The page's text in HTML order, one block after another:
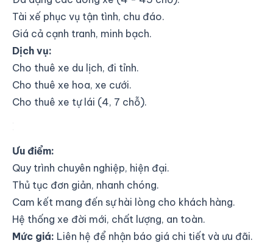
Tài xế phục vụ tận tình, chu đáo.
Giá cả cạnh tranh, minh bạch.
Dịch vụ:
Cho thuê xe du lịch, đi tỉnh.
Cho thuê xe hoa, xe cưới.
Cho thuê xe tự lái (4, 7 chỗ).
Minh Hoàng Phúc
Ưu điểm:
Quy trình chuyên nghiệp, hiện đại.
Thủ tục đơn giản, nhanh chóng.
Cam kết mang đến sự hài lòng cho khách hàng.
Hệ thống xe đời mới, chất lượng, an toàn.
Mức giá: Liên hệ để nhận báo giá chi tiết và ưu đãi.